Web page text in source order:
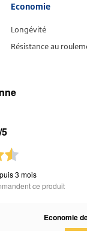
Economie
Longévité
Résistance au
/5
3 mois
ce produit
Economie